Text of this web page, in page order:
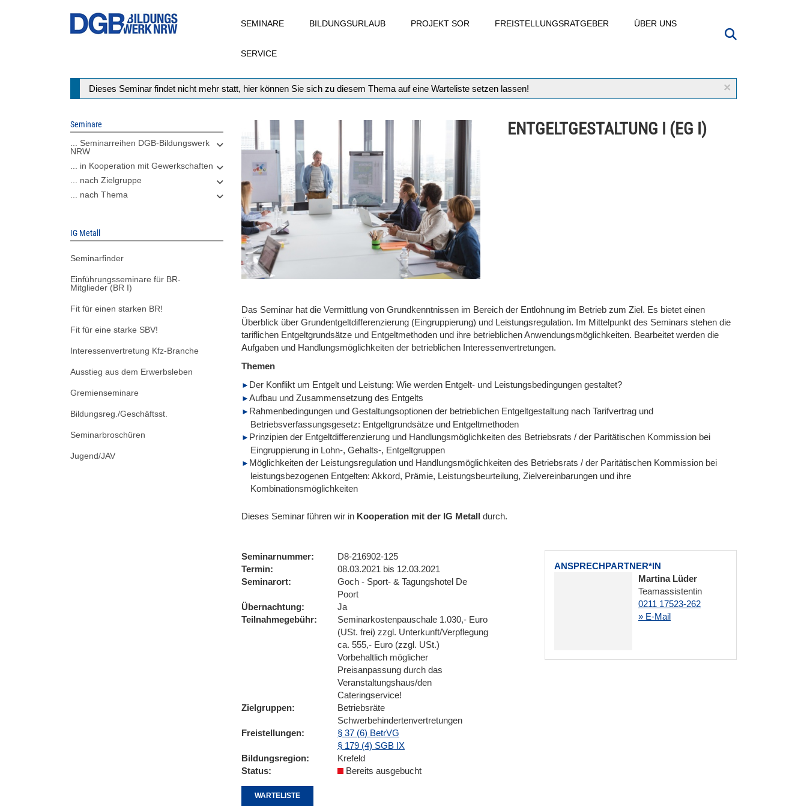
SEMINARE BILDUNGSURLAUB PROJEKT SOR FREISTELLUNGSRATGEBER ÜBER UNS
SERVICE
×
Statusmeldung
Dieses Seminar findet nicht mehr statt, hier können Sie sich zu diesem Thema auf eine Warteliste setzen lassen!
Seminare
... Seminarreihen DGB-Bildungswerk
NRW
... in Kooperation mit Gewerkschaften
... nach Zielgruppe
... nach Thema
IG Metall
Seminarfinder
Einführungsseminare für BR-
Mitglieder (BR I)
Fit für einen starken BR!
Fit für eine starke SBV!
Interessenvertretung Kfz-Branche
Ausstieg aus dem Erwerbsleben
Gremienseminare
Bildungsreg./Geschäftsst.
Seminarbroschüren
Jugend/JAV
ENTGELTGESTALTUNG I (EG I)
Das Seminar hat die Vermittlung von Grundkenntnissen im Bereich der Entlohnung im Betrieb zum Ziel. Es bietet einen
Überblick über Grundentgeltdifferenzierung (Eingruppierung) und Leistungsregulation. Im Mittelpunkt des Seminars stehen die
tariflichen Entgeltgrundsätze und Entgeltmethoden und ihre betrieblichen Anwendungsmöglichkeiten. Bearbeitet werden die
Aufgaben und Handlungsmöglichkeiten der betrieblichen Interessenvertretungen.
Themen
Der Konflikt um Entgelt und Leistung: Wie werden Entgelt- und Leistungsbedingungen gestaltet?
Aufbau und Zusammensetzung des Entgelts
Rahmenbedingungen und Gestaltungsoptionen der betrieblichen Entgeltgestaltung nach Tarifvertrag und
Betriebsverfassungsgesetz: Entgeltgrundsätze und Entgeltmethoden
Prinzipien der Entgeltdifferenzierung und Handlungsmöglichkeiten des Betriebsrats / der Paritätischen Kommission bei
Eingruppierung in Lohn-, Gehalts-, Entgeltgruppen
Möglichkeiten der Leistungsregulation und Handlungsmöglichkeiten des Betriebsrats / der Paritätischen Kommission bei
leistungsbezogenen Entgelten: Akkord, Prämie, Leistungsbeurteilung, Zielvereinbarungen und ihre
Kombinationsmöglichkeiten
Dieses Seminar führen wir in Kooperation mit der IG Metall durch.
ANSPRECHPARTNER*IN
Martina Lüder
Teamassistentin
0211 17523-262
» E-Mail
Seminarnummer
D8-216902-125
Termin
08.03.2021 bis 12.03.2021
Seminarort
Goch - Sport- & Tagungshotel De
Poort
Übernachtung
Ja
Teilnahmegebühr
Seminarkostenpauschale 1.030,- Euro
(USt. frei) zzgl. Unterkunft/Verpflegung
ca. 555,- Euro (zzgl. USt.)
Vorbehaltlich möglicher
Preisanpassung durch das
Veranstaltungshaus/den
Cateringservice!
Zielgruppen
Betriebsräte
Schwerbehindertenvertretungen
Freistellungen
§ 37 (6) BetrVG
§ 179 (4) SGB IX
Bildungsregion
Krefeld
Status
Bereits ausgebucht
WARTELISTE